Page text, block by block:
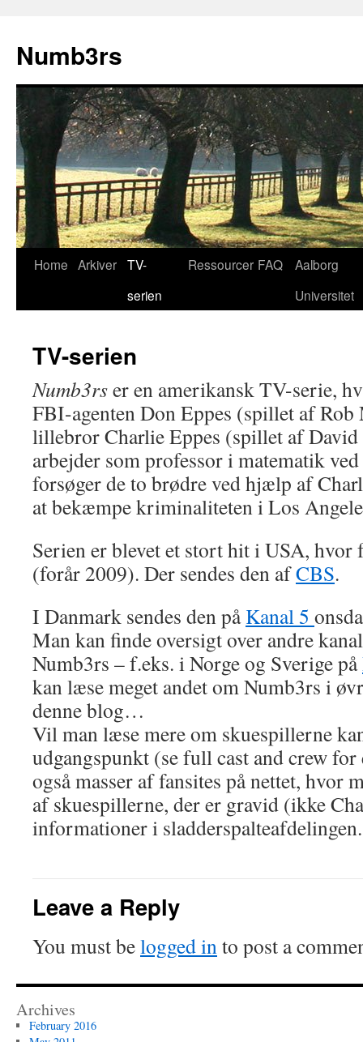
content
Numb3rs
Home Arkiver TV-
serien
Ressourcer FAQ
Aalborg
Universitet
TV-serien
Numb3rser en amerikansk TV-serie,
FBI-agenten Don Eppes (spillet af
lillebror Charlie Eppes (spillet af
arbejder som professor i matematik
forsøger de to brødre ved hjælp af
at bekæmpe kriminaliteten i Los
Serien er blevet et stort hit i USA, hvor
(forår 2009). Der sendes den afCBS.
I Danmark sendes den påKanal 5
Man kan finde oversigt over andre
Numb3rs – f.eks. i Norge og Sverige på
kan læse meget andet om Numb3rs i
denne blog…
Vil man læse mere om skuespillerne
udgangspunkt (se full cast and crew
også masser af fansites på nettet, hvor
af skuespillerne, der er gravid (ikke
informationer i sladderspalteafdelingen.
Leave a Reply
You must belogged into post a
Archives
February 2016